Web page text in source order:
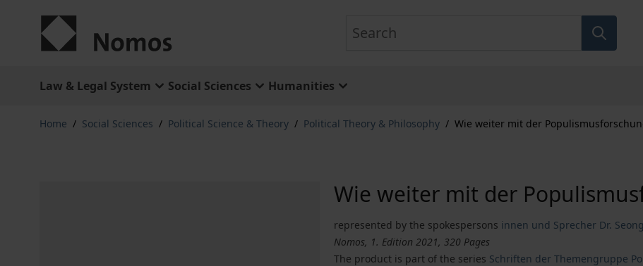
Law & Legal System Social Sciences Humanities
Home / Social Sciences / Political Science & Theory / Political Theory & Philosophy / Wie weiter mit der
Wie weiter mit der
represented by the spokespersons innen und Sprecher Dr.
Nomos, 1. Edition 2021, 320 Pages
The product is part of the series Schriften der Themengruppe